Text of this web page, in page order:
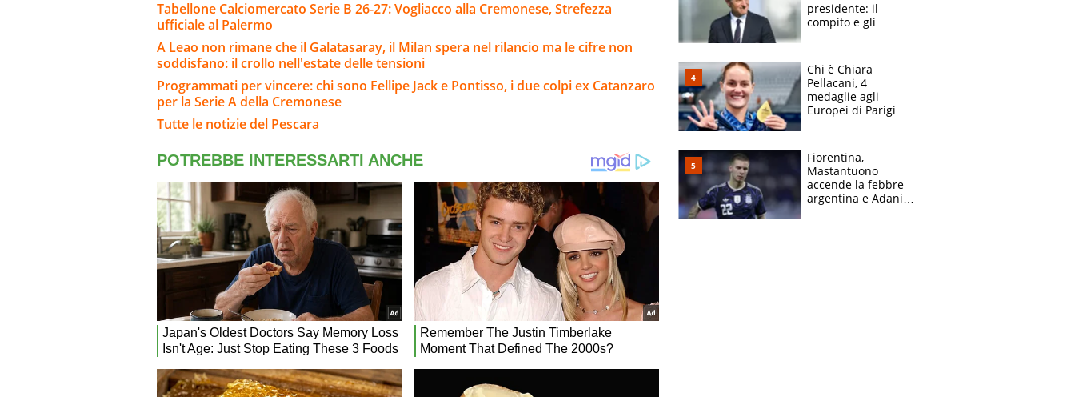
Tabellone Calciomercato Serie B 26-27: Vogliacco alla Cremonese, Strefezza
ufficiale al Palermo
A Leao non rimane che il Galatasaray, il Milan spera nel rilancio ma le cifre non
soddisfano: il crollo nell'estate delle tensioni
Programmati per vincere: chi sono Fellipe Jack e Pontisso, i due colpi ex Catanzaro
per la Serie A della Cremonese
Tutte le notizie del Pescara
presidente: il
compito e gli
Chi è Chiara
Pellacani, 4
medaglie agli
Europei di Parigi
giornalista, mamma
insegnante e il
fratello calciatore
Fiorentina,
Mastantuono
accende la febbre
argentina e Adani